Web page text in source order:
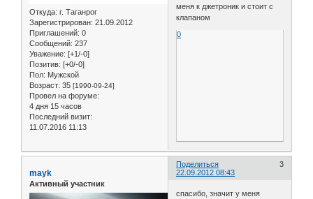
Откуда: г. Таганрог
Зарегистрирован: 21.09.2012
Приглашений: 0
Сообщений: 237
Уважение: [+1/-0]
Позитив: [+0/-0]
Пол: Мужской
Возраст: 35 [1990-09-24]
Провел на форуме:
4 дня 15 часов
Последний визит:
11.07.2016 11:13
меня к джетроник и стоит с
клапаном
0
Поделиться
3
22.09.2012 08:43
mayk
Активный участник
спасибо, значит у меня